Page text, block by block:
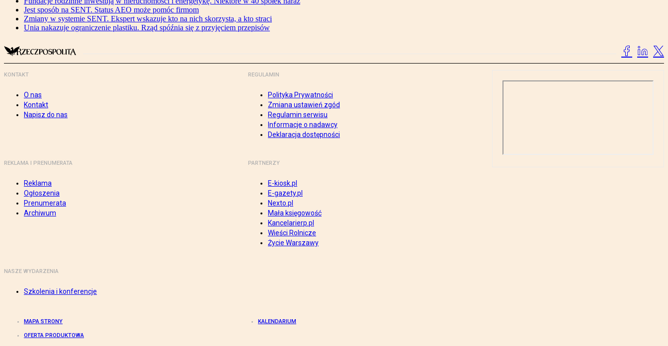
Jest sposób na SENT. Status AEO może pomóc firmom
Zmiany w systemie SENT. Ekspert wskazuje kto na nich skorzysta, a kto straci
Unia nakazuje ograniczenie plastiku. Rząd spóźnia się z przyjęciem przepisów
KONTAKT
O nas
Kontakt
Napisz do nas
REGULAMIN
Polityka Prywatności
Zmiana ustawień zgód
Regulamin serwisu
Informacje o nadawcy
Deklaracja dostępności
REKLAMA I PRENUMERATA
Reklama
Ogłoszenia
Prenumerata
Archiwum
PARTNERZY
E-kiosk.pl
E-gazety.pl
Nexto.pl
Mała księgowość
Kancelarierp.pl
Wieści Rolnicze
Życie Warszawy
NASZE WYDARZENIA
Szkolenia i konferencje
MAPA STRONY KALENDARIUM
OFERTA PRODUKTOWA